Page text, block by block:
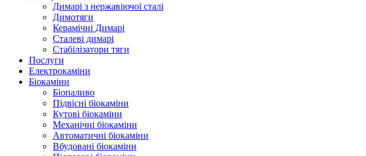
Димарі з нержавіючої сталі
Димотяги
Керамічні Димарі
Сталеві димарі
Стабілізатори тяги
Послуги
Електрокаміни
Біокаміни
Біопаливо
Підвісні біокаміни
Кутові біокаміни
Механічні біокаміни
Автоматичні біокаміни
Вбудовані біокаміни